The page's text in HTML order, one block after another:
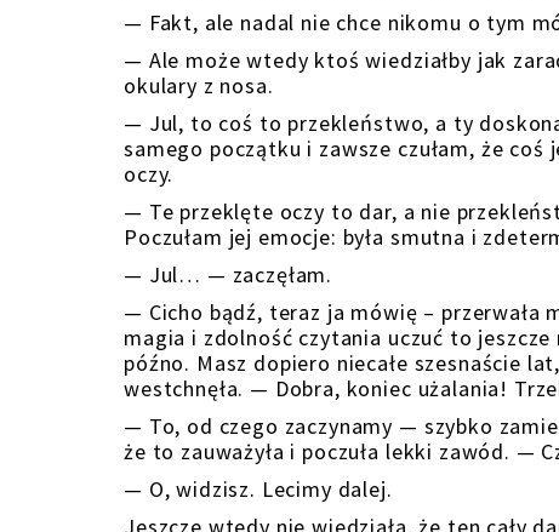
— Fakt, ale nadal nie chce nikomu o tym
— Ale może wtedy ktoś wiedziałby jak
okulary z nosa.
— Jul, to coś to przekleństwo, a ty
samego początku i zawsze czułam, że
oczy.
— Te przeklęte oczy to dar, a nie
Poczułam jej emocje: była smutna i
— Jul… — zaczęłam.
— Cicho bądź, teraz ja mówię – przerwała
magia i zdolność czytania uczuć to
późno. Masz dopiero niecałe szesnaście
westchnęła. — Dobra, koniec użalania!
— To, od czego zaczynamy — szybko
że to zauważyła i poczuła lekki zawód. —
— O, widzisz. Lecimy dalej.